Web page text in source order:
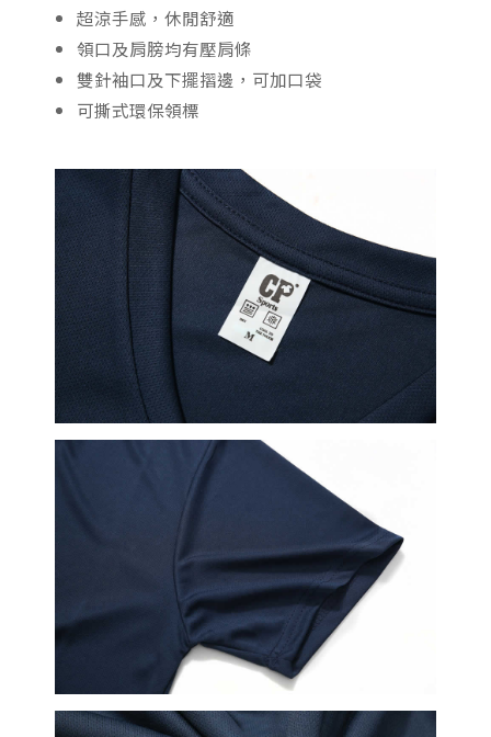
超涼手感，休閒舒適
領口及肩膀均有壓肩條
雙針袖口及下擺摺邊，可加口袋
可撕式環保領標